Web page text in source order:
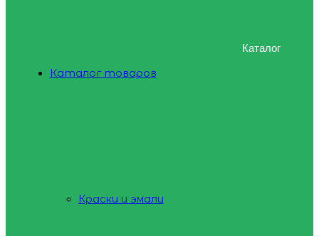
Каталог
Каталог товаров
Краски и эмали